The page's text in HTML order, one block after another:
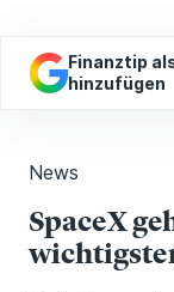
Finanztip
hinzufügen
News
SpaceX